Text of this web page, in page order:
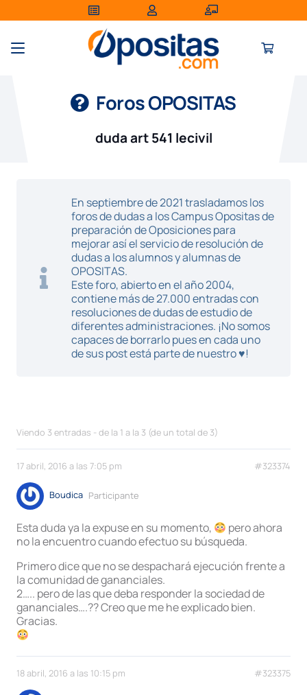
Foros OPOSITAS
duda art 541 lecivil
En septiembre de 2021 trasladamos los
foros de dudas a los Campus Opositas de
preparación de Oposiciones para
mejorar así el servicio de resolución de
dudas a los alumnos y alumnas de
OPOSITAS.
Este foro, abierto en el año 2004,
contiene más de 27.000 entradas con
resoluciones de dudas de estudio de
diferentes administraciones. ¡No somos
capaces de borrarlo pues en cada uno
de sus post está parte de nuestro ♥!
Viendo 3 entradas - de la 1 a la 3 (de un total de 3)
17 abril, 2016 a las 7:05 pm #323374
Boudica Participante
Esta duda ya la expuse en su momento,
pero ahora
no la encuentro cuando efectuo su búsqueda.
Primero dice que no se despachará ejecución frente a
la comunidad de gananciales.
2….. pero de las que deba responder la sociedad de
gananciales….?? Creo que me he explicado bien.
Gracias.
18 abril, 2016 a las 10:15 pm #323375